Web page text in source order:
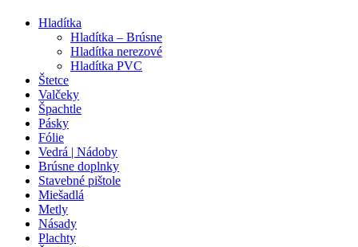
Hladítka
Hladítka – Brúsne
Hladítka nerezové
Hladítka PVC
Štetce
Valčeky
Špachtle
Pásky
Fólie
Vedrá | Nádoby
Brúsne doplnky
Stavebné pištole
Miešadlá
Metly
Násady
Plachty